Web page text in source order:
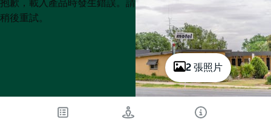
2 張照片
List
List
稍後重試。